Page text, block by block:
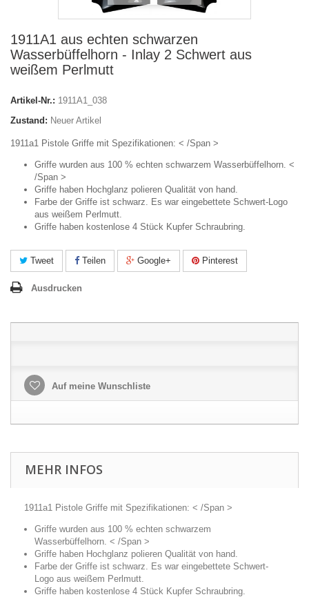
1911A1 aus echten schwarzen
Wasserbüffelhorn - Inlay 2 Schwert aus
weißem Perlmutt
Artikel-Nr.: 1911A1_038
Zustand: Neuer Artikel
1911a1 Pistole Griffe mit Spezifikationen: < /Span >
Griffe wurden aus 100 % echten schwarzem Wasserbüffelhorn. <
/Span >
Griffe haben Hochglanz polieren Qualität von hand.
Farbe der Griffe ist schwarz. Es war eingebettete Schwert-Logo
aus weißem Perlmutt.
Griffe haben kostenlose 4 Stück Kupfer Schraubring.
Tweet Teilen Google+ Pinterest
Ausdrucken
Auf meine Wunschliste
MEHR INFOS
1911a1 Pistole Griffe mit Spezifikationen: < /Span >
Griffe wurden aus 100 % echten schwarzem
Wasserbüffelhorn. < /Span >
Griffe haben Hochglanz polieren Qualität von hand.
Farbe der Griffe ist schwarz. Es war eingebettete Schwert-
Logo aus weißem Perlmutt.
Griffe haben kostenlose 4 Stück Kupfer Schraubring.